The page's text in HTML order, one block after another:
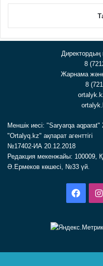
Директордың
8
Жарнама және
8
Меншік иесі: "Saryarqa
"Ortalyq.kz" ақпарат агенттігі
№17402-ИА 20.12.2018
Редакция мекенжайы: 100009,
Ә.Ермеков көшесі, №33 үй.